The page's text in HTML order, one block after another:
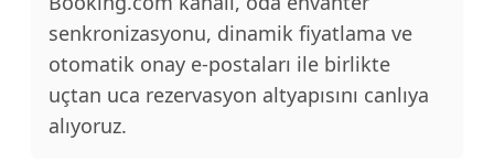
senkronizasyonu, dinamik fiyatlama ve
otomatik onay e-postaları ile birlikte
uçtan uca rezervasyon altyapısını canlıya
alıyoruz.